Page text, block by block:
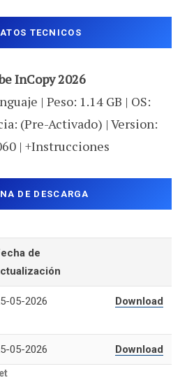
TECNICOS
InCopy 2026
| Peso: 1.14 GB | OS:
(Pre-Activado) | Version:
| +Instrucciones
DE DESCARGA
de
05-2026 Download
05-2026 Download